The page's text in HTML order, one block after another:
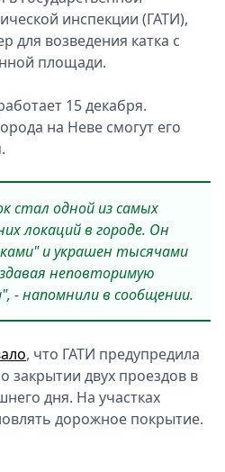
инспекции (ГАТИ),
для возведения катка с
площади.
15 декабря.
на Неве смогут его
стал одной из самых
локаций в городе. Он
и украшен тысячами
неповторимую
- напомнили в сообщении.
, что ГАТИ предупредила
закрытии двух проездов в
дня. На участках
дорожное покрытие.